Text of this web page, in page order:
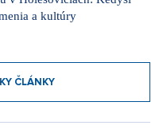
a kultúry
ČLÁNKY